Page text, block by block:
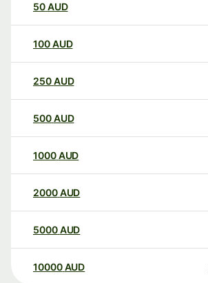
50AUD
100AUD
250AUD
500AUD
1000AUD
2000AUD
5000AUD
10000 AUD